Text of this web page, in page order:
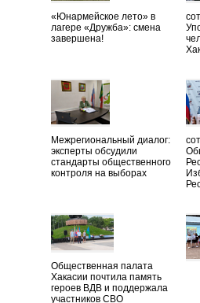
«Юнармейское лето» в
лагере «Дружба»: смена
завершена!
Межрегиональный диалог:
эксперты обсудили
стандарты общественного
контроля на выборах
Общественная палата
Хакасии почтила память
героев ВДВ и поддержала
участников СВО